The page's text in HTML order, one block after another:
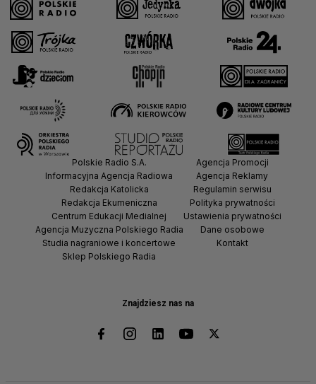
Znajdziesz nas na
Polskie Radio S.A.
Informacyjna Agencja Radiowa
Redakcja Katolicka
Redakcja Ekumeniczna
Centrum Edukacji Medialnej
Agencja Muzyczna Polskiego Radia
Studia nagraniowe i koncertowe
Sklep Polskiego Radia
Agencja Promocji
Agencja Reklamy
Regulamin serwisu
Polityka prywatności
Ustawienia prywatności
Dane osobowe
Kontakt